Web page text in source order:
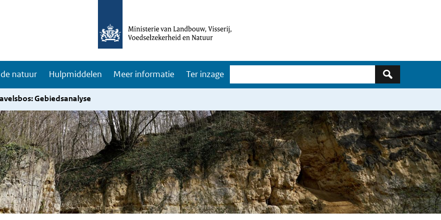
natuur Hulpmiddelen Meer informatie Ter inzage
Zoeken
Gebiedsanalyse